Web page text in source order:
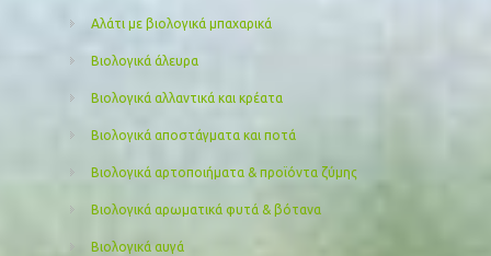
Αλάτι με βιολογικά μπαχαρικά
Βιολογικά άλευρα
Βιολογικά αλλαντικά και κρέατα
Βιολογικά αποστάγματα και ποτά
Βιολογικά αρτοποιήματα & προϊόντα ζύμης
Βιολογικά αρωματικά φυτά & βότανα
Βιολογικά αυγά